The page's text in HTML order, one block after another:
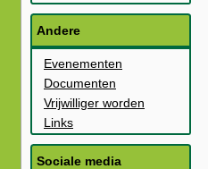
Andere
Evenementen
Documenten
Vrijwilliger worden
Links
Sociale media